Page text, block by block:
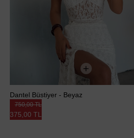
Dantel Büstiyer - Beyaz
375,00 TL
750,00 TL